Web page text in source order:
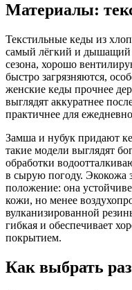
Материалы:
Текстильные кеды из
самый лёгкий и дышащий
сезона, хорошо
быстро загрязняются,
женские кеды прочнее
выглядят аккуратнее
практичнее для
Замша и нубук придают
такие модели выглядят
обработки
в сырую погоду. Экокожа
положение: она
кожи, но менее
вулканизированной
гибкая и обеспечивает
покрытием.
Как выбрать